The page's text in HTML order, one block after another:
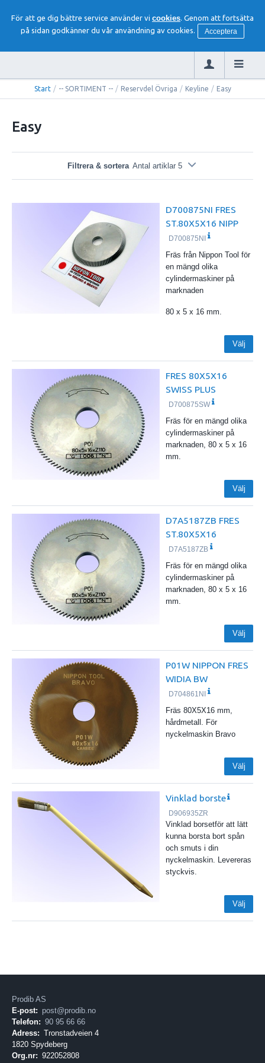
För att ge dig bättre service använder vi cookies. Genom att fortsätta
på sidan godkänner du vår användning av cookies.
Acceptera
Start / -- SORTIMENT -- / Reservdel Övriga / Keyline / Easy
Easy
Filtrera & sortera Antal artiklar 5
D700875NI FRES
ST.80X5X16 NIPP
D700875NI
Fräs från Nippon Tool för
en mängd olika
cylindermaskiner på
marknaden
80 x 5 x 16 mm.
Välj
FRES 80X5X16
SWISS PLUS
D700875SW
Fräs för en mängd olika
cylindermaskiner på
marknaden, 80 x 5 x 16
mm.
Välj
D7A5187ZB FRES
ST.80X5X16
D7A5187ZB
Fräs för en mängd olika
cylindermaskiner på
marknaden, 80 x 5 x 16
mm.
Välj
P01W NIPPON FRES
WIDIA BW
D704861NI
Fräs 80X5X16 mm,
hårdmetall. För
nyckelmaskin Bravo
Välj
Vinklad borste
D906935ZR
Vinklad borsetför att lätt
kunna borsta bort spån
och smuts i din
nyckelmaskin. Levereras
styckvis.
Välj
Prodib AS
E-post: post@prodib.no
Telefon: 90 95 66 66
Adress: Tronstadveien 4
1820 Spydeberg
Org.nr: 922052808